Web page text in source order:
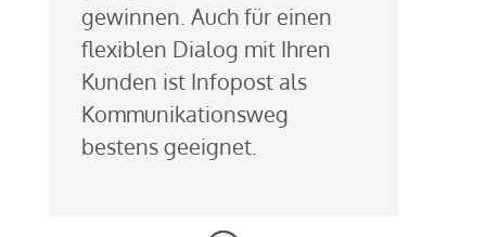
gewinnen. Auch für einen
flexiblen Dialog mit Ihren
Kunden ist Infopost als
Kommunikationsweg
bestens geeignet.